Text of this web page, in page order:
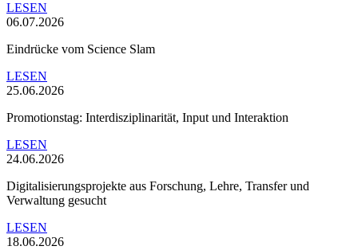
LESEN
06.07.2026
Eindrücke vom Science Slam
LESEN
25.06.2026
Promotionstag: Interdisziplinarität, Input und Interaktion
LESEN
24.06.2026
Digitalisierungsprojekte aus Forschung, Lehre, Transfer und
Verwaltung gesucht
LESEN
18.06.2026